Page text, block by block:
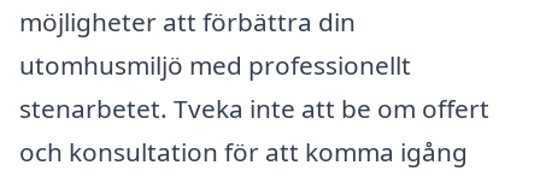
möjligheter att förbättra din
utomhusmiljö med professionellt
stenarbetet. Tveka inte att be om offert
och konsultation för att komma igång